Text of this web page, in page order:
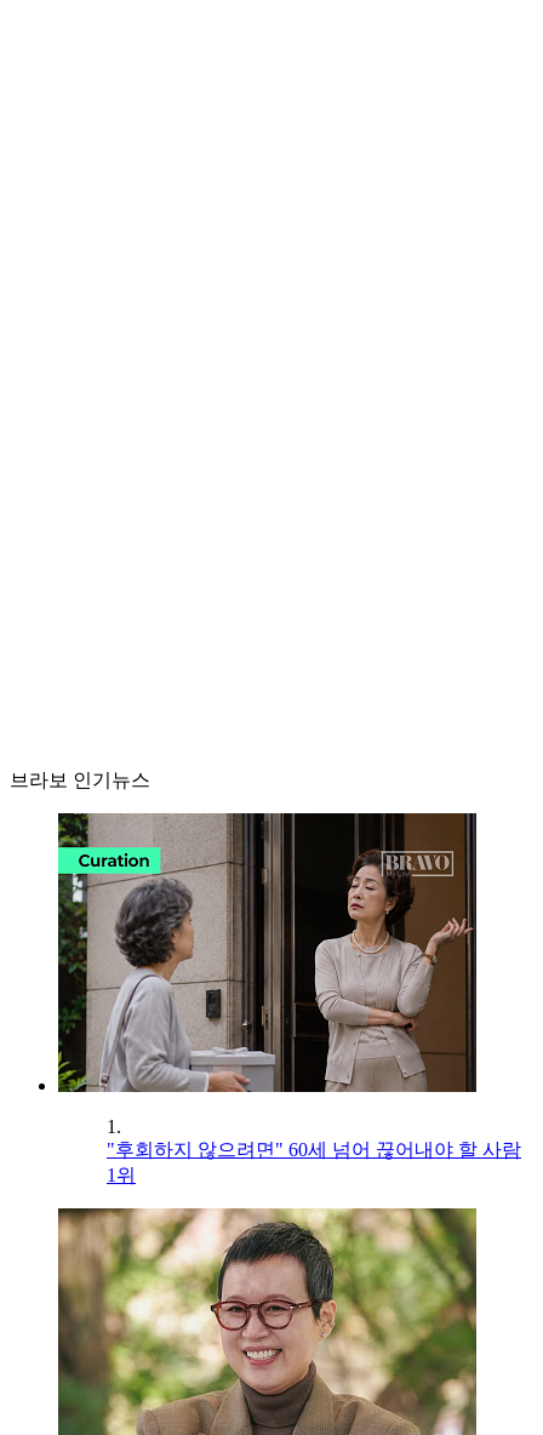
브라보 인기뉴스
1.
"후회하지 않으려면" 60세 넘어 끊어내야 할 사람
1위